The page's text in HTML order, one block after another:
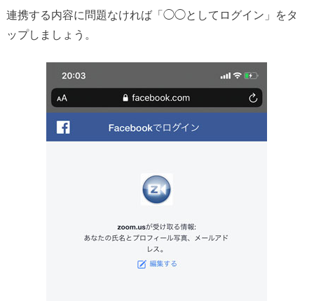
連携する内容に問題なければ「◯◯としてログイン」をタ
ップしましょう。